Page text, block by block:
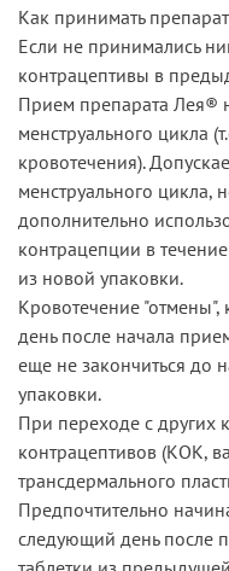
Как принимать
Если не принимались
контрацептивы в
Прием препарата Лея®
менструального цикла
кровотечения).
менструального цикла,
дополнительно
контрацепции в
из новой упаковки.
Кровотечение
день после начала
еще не закончиться до
упаковки.
При переходе с
контрацептивов (КОК,
трансдермального
Предпочтительно
следующий день после